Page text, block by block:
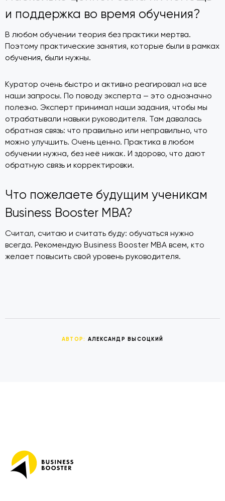
и поддержка во время обучения?
В любом обучении теория без практики мертва.
Поэтому практические занятия, которые были в рамках
обучения, были нужны.
Куратор очень быстро и активно реагировал на все
наши запросы. По поводу эксперта — это однозначно
полезно. Эксперт принимал наши задания, чтобы мы
отрабатывали навыки руководителя. Там давалась
обратная связь: что правильно или неправильно, что
можно улучшить. Очень ценно. Практика в любом
обучении нужна, без неё никак. И здорово, что дают
обратную связь и корректировки.
Что пожелаете будущим ученикам
Business Booster MBA?
Считал, считаю и считать буду: обучаться нужно
всегда. Рекомендую Business Booster MBA всем, кто
желает повысить свой уровень руководителя.
АВТОР: АЛЕКСАНДР ВЫСОЦКИЙ